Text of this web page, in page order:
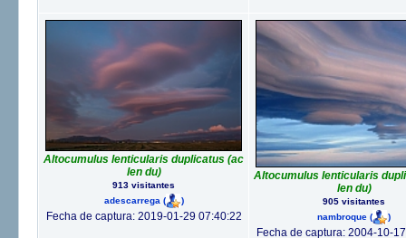
Altocumulus lenticularis duplicatus (ac
len du)
913 visitantes
adescarrega ( )
Fecha de captura: 2019-01-29 07:40:22
Altocumulus lenticularis
len du)
905 visitantes
nambroque ( )
Fecha de captura: 2004-10-